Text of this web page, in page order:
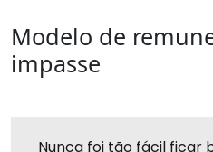
Modelo de
impasse
Nunca foi tão fácil ficar